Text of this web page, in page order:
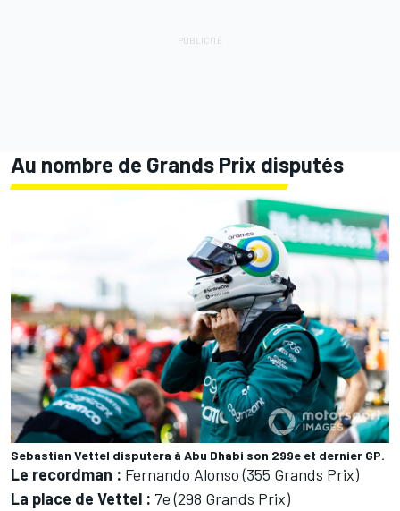
Au nombre de Grands Prix disputés
Sebastian Vettel disputera à Abu Dhabi son 299e et dernier GP.
Le recordman : Fernando Alonso (355 Grands Prix)
La place de Vettel : 7e (298 Grands Prix)